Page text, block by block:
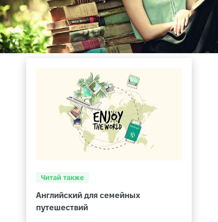
Читай также
Английский для семейных
путешествий